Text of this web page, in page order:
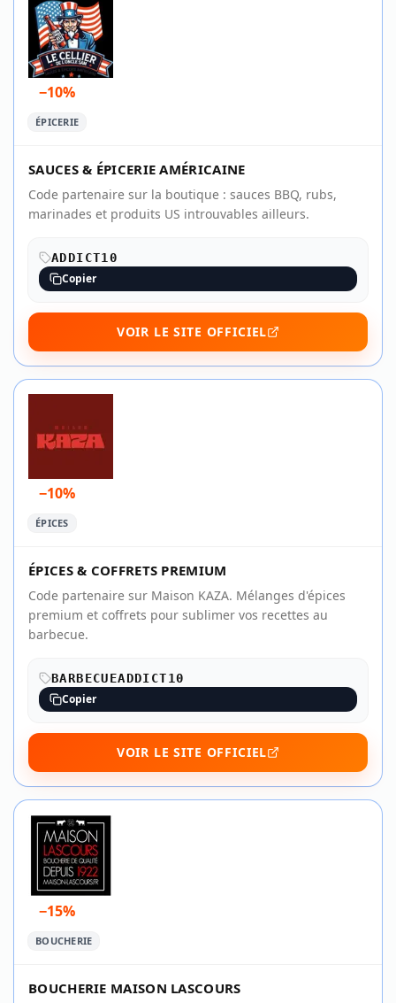
−10%
ÉPICERIE
SAUCES & ÉPICERIE AMÉRICAINE
Code partenaire sur la boutique : sauces BBQ, rubs,
marinades et produits US introuvables ailleurs.
ADDICT10
Copier
VOIR LE SITE OFFICIEL
−10%
ÉPICES
ÉPICES & COFFRETS PREMIUM
Code partenaire sur Maison KAZA. Mélanges d'épices
premium et coffrets pour sublimer vos recettes au
barbecue.
BARBECUEADDICT10
Copier
VOIR LE SITE OFFICIEL
−15%
BOUCHERIE
BOUCHERIE MAISON LASCOURS